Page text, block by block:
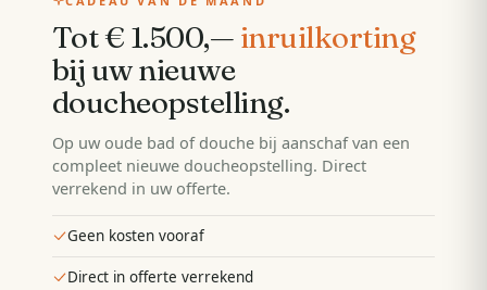
Tot € 1.500,— inruilkorting
bij uw nieuwe
doucheopstelling.
Op uw oude bad of douche bij aanschaf van een
compleet nieuwe doucheopstelling. Direct
verrekend in uw offerte.
Geen kosten vooraf
Direct in offerte verrekend